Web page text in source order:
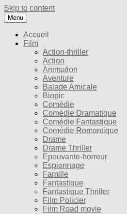
Skip to content
Menu
Accueil
Film
Action-thriller
Action
Animation
Aventure
Balade Amicale
Biopic
Comédie
Comédie Dramatique
Comédie Fantastique
Comédie Romantique
Drame
Drame Thriller
Epouvante-horreur
Espionnage
Famille
Fantastique
Fantastique Thriller
Film Policier
Film Road movie